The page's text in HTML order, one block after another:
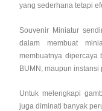
yang sederhana tetapi
Souvenir Miniatur
dalam membuat
membuatnya dipercaya
BUMN, maupun instansi
Untuk melengkapi
juga diminati banyak